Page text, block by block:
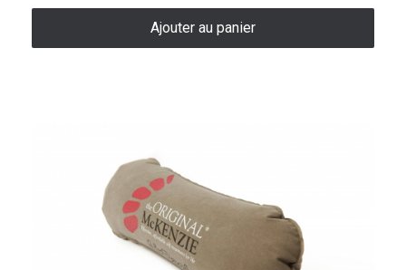
Ajouter au panier